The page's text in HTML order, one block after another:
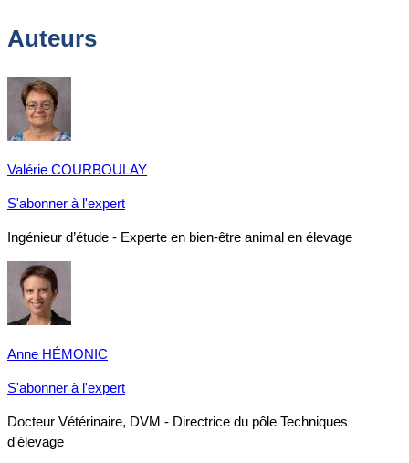
Auteurs
Valérie COURBOULAY
S'abonner à l'expert
Ingénieur d’étude - Experte en bien-être animal en élevage
Anne HÉMONIC
S'abonner à l'expert
Docteur Vétérinaire, DVM - Directrice du pôle Techniques
d'élevage